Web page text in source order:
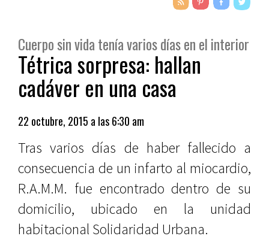
Cuerpo sin vida tenía varios días en el interior
Tétrica sorpresa: hallan
cadáver en una casa
22 octubre, 2015 a las 6:30 am
Tras varios días de haber fallecido a
consecuencia de un infarto al miocardio,
R.A.M.M. fue encontrado dentro de su
domicilio, ubicado en la unidad
habitacional Solidaridad Urbana.